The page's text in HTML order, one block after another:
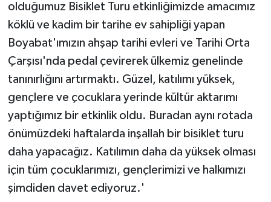
olduğumuz Bisiklet Turu etkinliğimizde amacımız
köklü ve kadim bir tarihe ev sahipliği yapan
Boyabat'ımızın ahşap tarihi evleri ve Tarihi Orta
Çarşısı'nda pedal çevirerek ülkemiz genelinde
tanınırlığını artırmaktı. Güzel, katılımı yüksek,
gençlere ve çocuklara yerinde kültür aktarımı
yaptığımız bir etkinlik oldu. Buradan aynı rotada
önümüzdeki haftalarda inşallah bir bisiklet turu
daha yapacağız. Katılımın daha da yüksek olması
için tüm çocuklarımızı, gençlerimizi ve halkımızı
şimdiden davet ediyoruz.'